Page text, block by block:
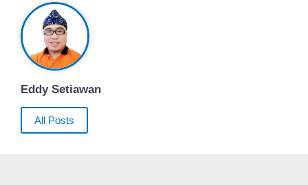
Eddy Setiawan
All Posts